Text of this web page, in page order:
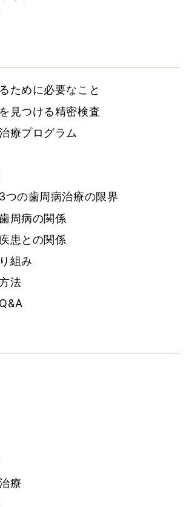
ために必要なこと
見つける精密検査
療プログラム
つの歯周病治療の限界
周病の関係
患との関係
組み
法
療